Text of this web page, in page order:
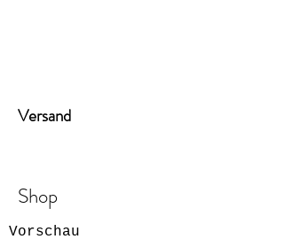
Versand
Shop
Vorschau